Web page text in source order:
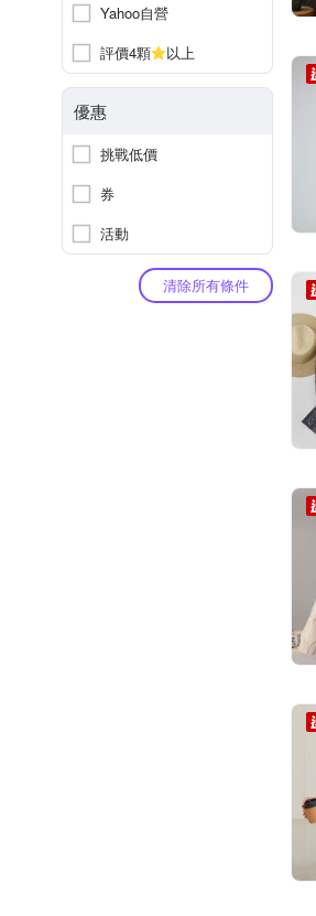
Yahoo自營
評價4顆
以上
優惠
挑戰低價
券
活動
清除所有條件